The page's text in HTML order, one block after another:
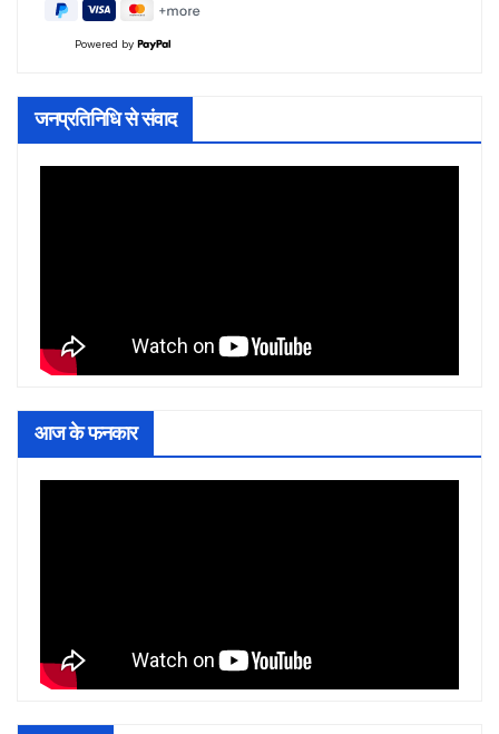
Powered by
जनप्रतिनिधि से संवाद
आज के फनकार